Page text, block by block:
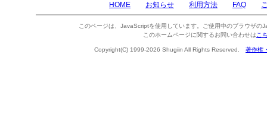
HOME お知らせ 利用方法 FAQ
このページは、JavaScriptを使用しています。ご使用中のブラウザの
このホームページに関するお問い合わせは こ
Copyright(C) 1999-2026 Shugiin All Rights Reserved. 著作権